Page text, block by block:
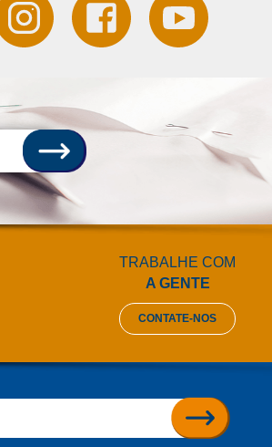
TRABALHE COM
A GENTE
CONTATE-NOS